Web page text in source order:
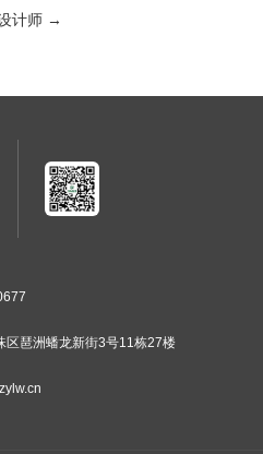
计师 →
区琶洲蟠龙新街3号11栋27楼